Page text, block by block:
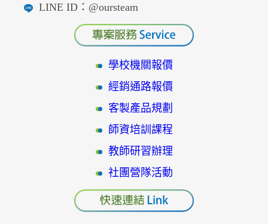
LINE ID：@oursteam
學校機關報價
經銷通路報價
客製產品規劃
師資培訓課程
教師研習辦理
社團營隊活動